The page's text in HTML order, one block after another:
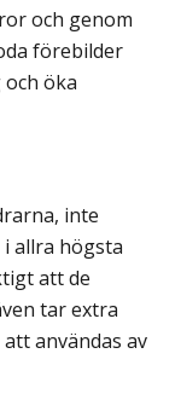
och genom
förebilder
öka
inte
allra högsta
att de
tar extra
användas av